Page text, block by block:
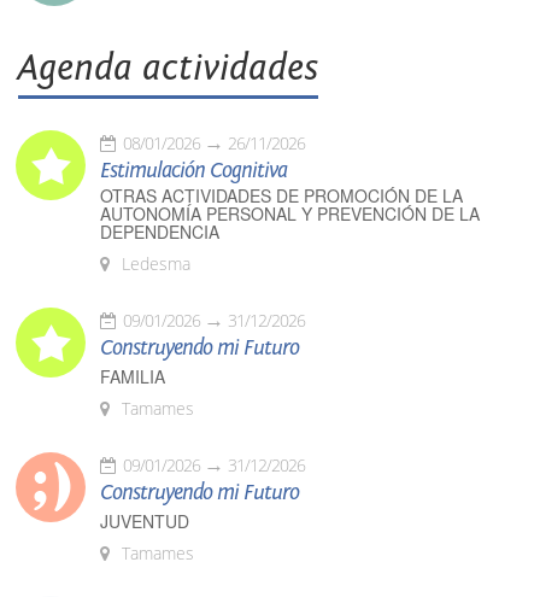
Agenda actividades
08/01/2026 26/11/2026
Estimulación Cognitiva
OTRAS ACTIVIDADES DE PROMOCIÓN DE LA
AUTONOMÍA PERSONAL Y PREVENCIÓN DE LA
DEPENDENCIA
Ledesma
09/01/2026 31/12/2026
Construyendo mi Futuro
FAMILIA
Tamames
09/01/2026 31/12/2026
Construyendo mi Futuro
JUVENTUD
Tamames